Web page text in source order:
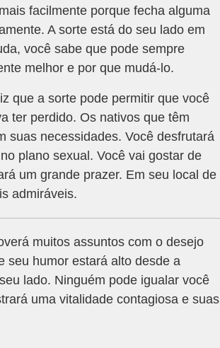
facilmente porque fecha alguma
A sorte está do seu lado em
você sabe que pode sempre
melhor e por que mudá-lo.
que a sorte pode permitir que você
ter perdido. Os nativos que têm
suas necessidades. Você desfrutará
plano sexual. Você vai gostar de
um grande prazer. Em seu local de
admiráveis.
muitos assuntos com o desejo
seu humor estará alto desde a
lado. Ninguém pode igualar você
uma vitalidade contagiosa e suas